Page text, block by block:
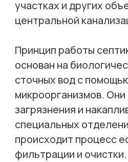
участках и других
центральной
Принцип работы
основан на
сточных вод с
микроорганизмов.
загрязнения и
специальных
происходит процесс
фильтрации и очистки.